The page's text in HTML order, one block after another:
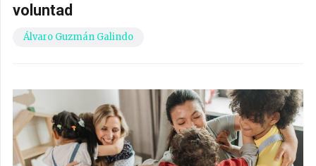
voluntad
Álvaro Guzmán Galindo